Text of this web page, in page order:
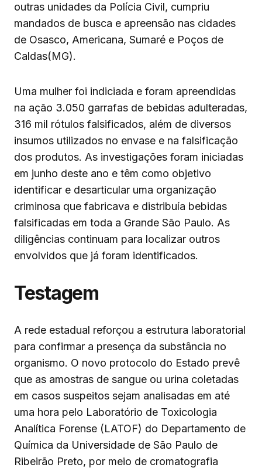
outras unidades da Polícia Civil, cumpriu
mandados de busca e apreensão nas cidades
de Osasco, Americana, Sumaré e Poços de
Caldas(MG).
Uma mulher foi indiciada e foram apreendidas
na ação 3.050 garrafas de bebidas adulteradas,
316 mil rótulos falsificados, além de diversos
insumos utilizados no envase e na falsificação
dos produtos. As investigações foram iniciadas
em junho deste ano e têm como objetivo
identificar e desarticular uma organização
criminosa que fabricava e distribuía bebidas
falsificadas em toda a Grande São Paulo. As
diligências continuam para localizar outros
envolvidos que já foram identificados.
Testagem
A rede estadual reforçou a estrutura laboratorial
para confirmar a presença da substância no
organismo. O novo protocolo do Estado prevê
que as amostras de sangue ou urina coletadas
em casos suspeitos sejam analisadas em até
uma hora pelo Laboratório de Toxicologia
Analítica Forense (LATOF) do Departamento de
Química da Universidade de São Paulo de
Ribeirão Preto, por meio de cromatografia